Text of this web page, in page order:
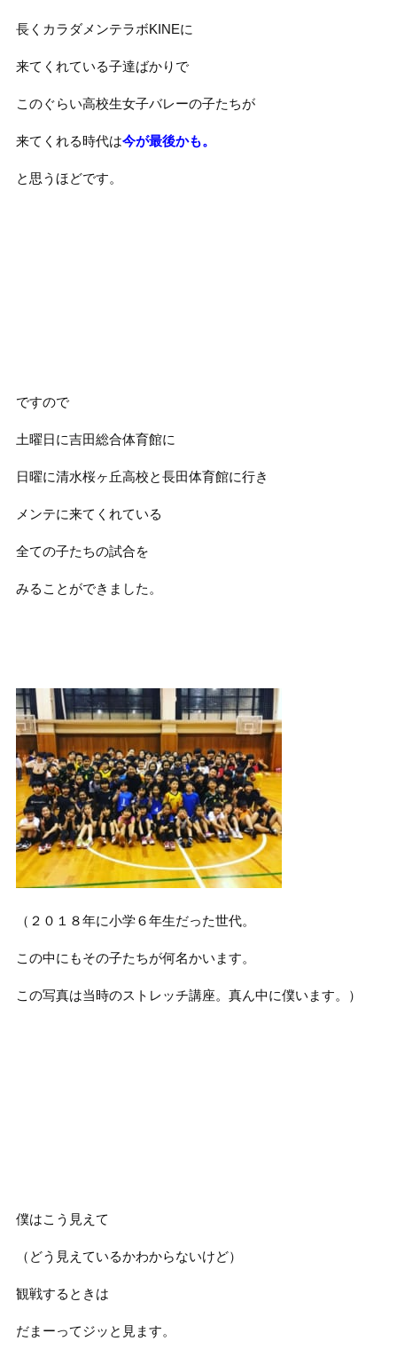
長くカラダメンテラボKINEに
来てくれている子達ばかりで
このぐらい高校生女子バレーの子たちが
来てくれる時代は今が最後かも。
と思うほどです。
ですので
土曜日に吉田総合体育館に
日曜に清水桜ヶ丘高校と長田体育館に行き
メンテに来てくれている
全ての子たちの試合を
みることができました。
（２０１８年に小学６年生だった世代。
この中にもその子たちが何名かいます。
この写真は当時のストレッチ講座。真ん中に僕います。）
僕はこう見えて
（どう見えているかわからないけど）
観戦するときは
だまーってジッと見ます。